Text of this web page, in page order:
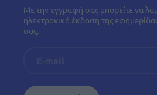
Με την εγγραφή σας μπορείτε να
ηλεκτρονική έκδοση της
σας.